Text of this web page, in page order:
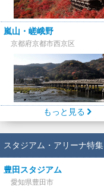
嵐山・嵯峨野
京都府京都市西京区
もっと見る
スタジアム・アリーナ特集
豊田スタジアム
愛知県豊田市